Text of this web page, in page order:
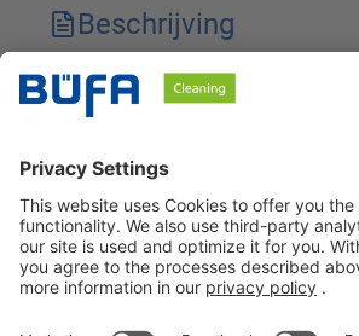
Beschrijving
Technische kenmerken
Veiligheidsinstructies